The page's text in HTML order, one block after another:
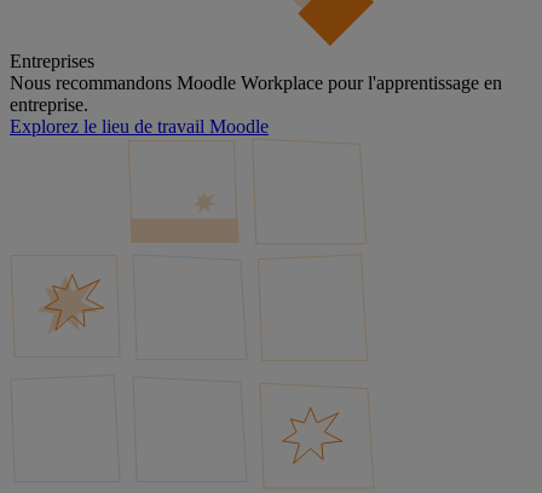
Entreprises
Nous recommandons Moodle Workplace pour l'apprentissage en
entreprise.
Explorez le lieu de travail Moodle